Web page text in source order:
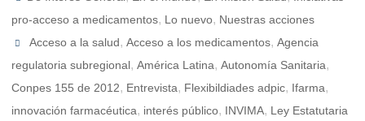
pro-acceso a medicamentos, Lo nuevo, Nuestras acciones
Acceso a la salud,Acceso a los medicamentos,Agencia
regulatoria subregional, América Latina, Autonomía Sanitaria,
Conpes 155 de 2012, Entrevista, Flexibildiades adpic, Ifarma,
innovación farmacéutica, interés público, INVIMA, Ley Estatutaria